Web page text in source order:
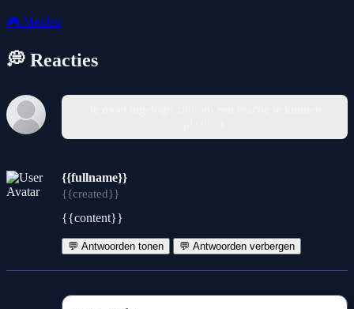
🎮 Meiden
💭 Reacties
{{fullname}}
{{created}}
{{content}}
💬 Antwoorden tonen 💬 Antwoorden verbergen